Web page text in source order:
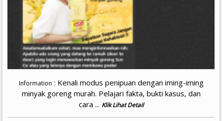
Information : Kenali modus penipuan dengan iming-iming
minyak goreng murah. Pelajari fakta, bukti kasus, dan
cara ... Klik Lihat Detail